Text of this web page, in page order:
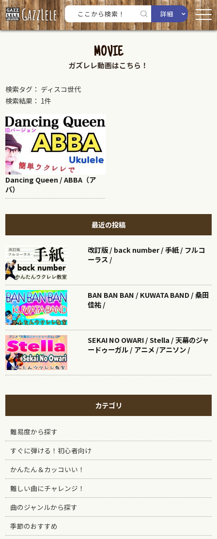
詳細
MOVIE
ガズレレ動画はこちら！
検索タグ： ディスコ世代
検索結果： 1件
Dancing Queen / ABBA（ア
バ）
最近の投稿
改訂版 / back number / 手紙 / フルコ
ーラス /
BAN BAN BAN / KUWATA BAND / 桑田
佳祐 /
SEKAI NO OWARI / Stella / 天幕のジャ
ードゥーガル / アニメ /アニソン /
カテゴリ
難易度から探す
すぐに弾ける！初心者向け
かんたん＆カッコいい！
難しい曲にチャレンジ！
曲のジャンルから探す
季節のおすすめ